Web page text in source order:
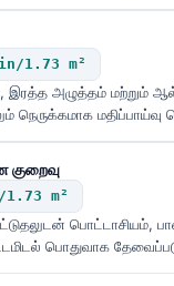
1.73 m²
இரத்த அழுத்தம் மற்றும்
நெருக்கமாக
குறைவு
1.73 m²
பொட்டாசியம்,
பொதுவாக